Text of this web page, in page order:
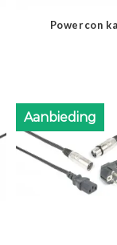
Powercon
Aanbieding